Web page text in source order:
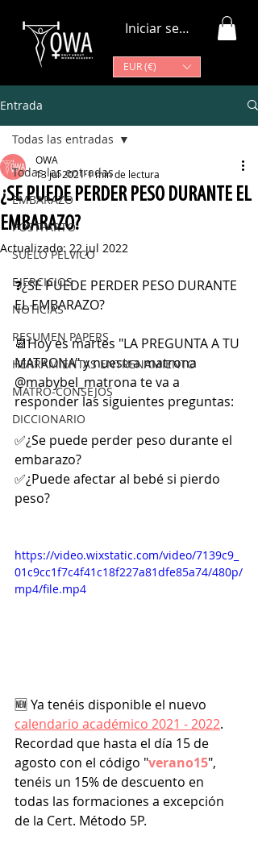
EUR (€)
Iniciar sesión
Entrada
Todas las entradas
EMBARAZO
POSTPARTO
SUELO PÉLVICO
EJERCICIOS
NOTICIAS
RESUMEN PAPERS
HERRAMIENTAS ENTRENAMIENTO
MATRO-CONSEJOS
DICCIONARIO
Todas las entradas
¿SE PUEDE PERDER PESO DURANTE EL
EMBARAZO?
OWA
13 jul 20211 min de lectura
Actualizado: 22 jul 2022
❓¿SE PUEDE PERDER PESO DURANTE
EL EMBARAZO?
📆Hoy es martes "LA PREGUNTA A TU
MATRONA" y nuestra matrona
@mabybel_matrona te va a
responder las siguientes preguntas:
✅¿Se puede perder peso durante el
embarazo?
✅¿Puede afectar al bebé si pierdo
peso?
https://video.wixstatic.com/video/7139c9_
01c9cc1f7c4f41c18f227a81dfe85a74/480p/
mp4/file.mp4
🆕 Ya tenéis disponible el nuevo
calendario académico 2021 - 2022.
Recordad que hasta el día 15 de
agosto con el código "verano15",
tenéis un 15% de descuento en
todas las formaciones a excepción
de la Cert. Método 5P.